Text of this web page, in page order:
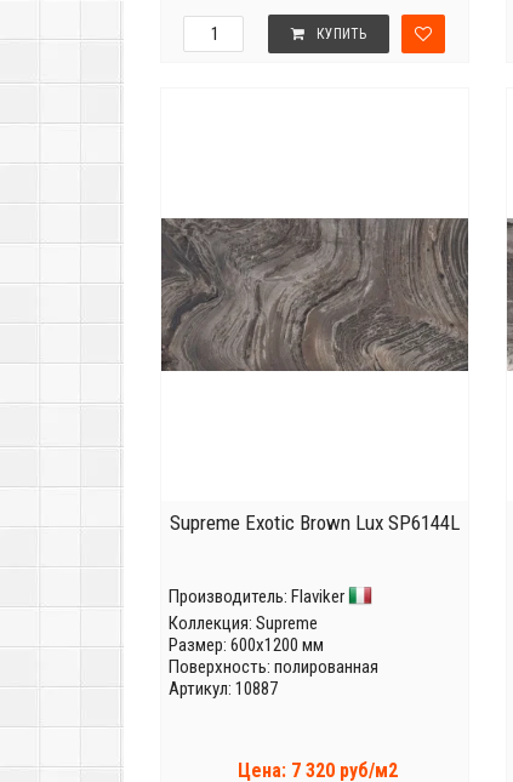
КУПИТЬ
Supreme Exotic Brown Lux SP6144L
Производитель: Flaviker
Коллекция: Supreme
Размер: 600x1200 мм
Поверхность: полированная
Артикул: 10887
Цена: 7 320 руб/м2